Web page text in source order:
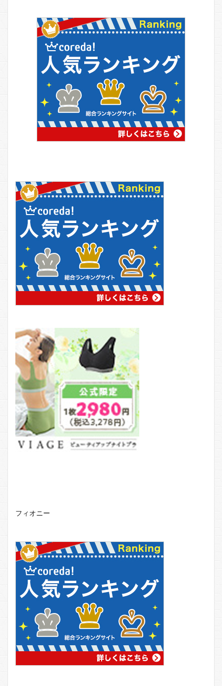
フィオニー